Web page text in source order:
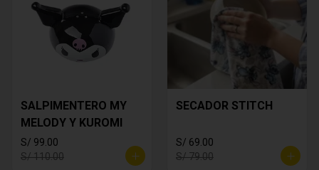
SALPIMENTERO MY
MELODY Y KUROMI
S/ 99.00
S/ 110.00
SECADOR STITCH
S/ 69.00
S/ 79.00